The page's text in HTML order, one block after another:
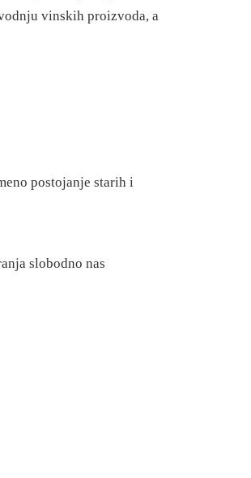
vinskih proizvoda, a
postojanje starih i
slobodno nas